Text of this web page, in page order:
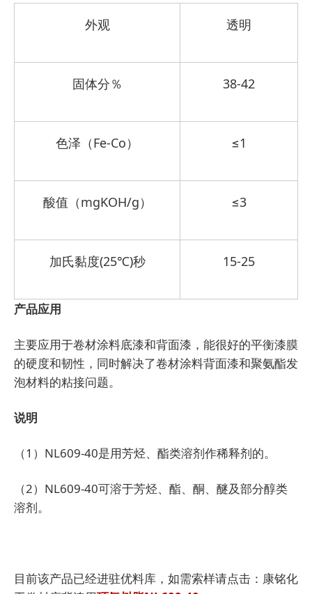
外观 透明
固体分％ 38-42
色泽（Fe-Co） ≤1
酸值（mgKOH/g） ≤3
加氏黏度(25℃)秒 15-25
产品应用
主要应用于卷材涂料底漆和背面漆，能很好的平衡漆膜
的硬度和韧性，同时解决了卷材涂料背面漆和聚氨酯发
泡材料的粘接问题。
说明
（1）NL609-40是用芳烃、酯类溶剂作稀释剂的。
（2）NL609-40可溶于芳烃、酯、酮、醚及部分醇类
溶剂。
目前该产品已经进驻优料库，如需索样请点击：康铭化